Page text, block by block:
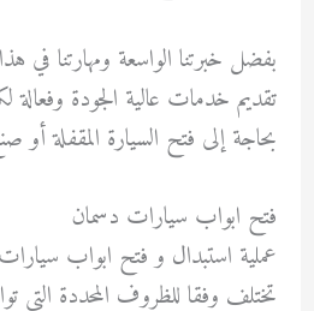
بفضل خبرتنا الواسعة ومهارتنا في
تقديم خدمات عالية الجودة
بحاجة إلى فتح السيارة المقفلة
فتح ابواب سيارات دسمان
عملية استبدال و فتح ابواب
تختلف وفقا للظروف المحددة